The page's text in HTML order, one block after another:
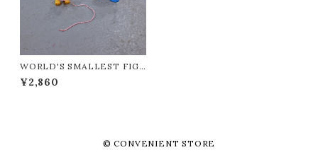
WORLD'S SMALLEST FIGU
RE
¥2,860
© CONVENIENT STORE